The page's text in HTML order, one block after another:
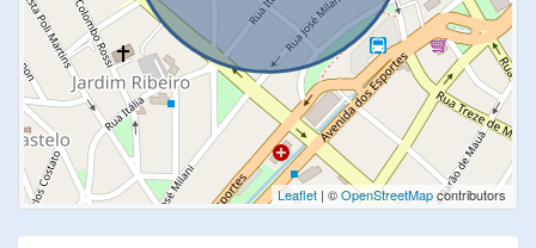
Leaflet | ©OpenStreetMapcontributors